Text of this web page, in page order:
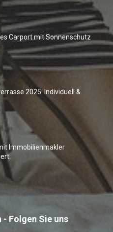
Carport mit Sonnenschutz
2025: Individuell &
Immobilienmakler
Folgen Sie uns